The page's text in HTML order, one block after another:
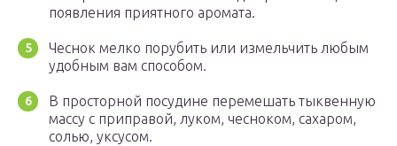
появления приятного аромата.
Чеснок мелко порубить или измельчить любым
удобным вам способом.
В просторной посудине перемешать тыквенную
массу с приправой, луком, чесноком, сахаром,
солью, уксусом.